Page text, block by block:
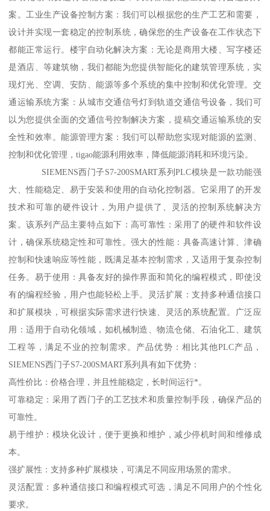
案。工业生产设备控制方案：我们可以根据您的生产工艺和需要，
设计并实现一套稳定的控制系统，确保您的生产设备在工作状态下
都能正常运行。楼宇自动化解决方案：无论是商用大楼、写字楼还
是酒店、等建筑物，我们都能为您提供智能化的建筑管理系统，实
现灯光、空调、安防、能源等多个系统的集中控制和优化管理。交
通运输系统方案：从城市交通信号灯到轨道交通信号设备，我们可
以为您提供全面的交通信号控制解决方案，提稿交通运输系统的安
全性和效率。能源管理方案：我们可以帮助您实现对能源的监测、
控制和优化管理，tigao能源利用效率，降低能源消耗和环境污染。
SIEMENS西门子S7-200SMART系列PLC模块是一款功能强
大、性能稳定、易于安装和使用的自动化控制器。它采用了的开发
技术和可靠的硬件设计，为用户提供了、灵活的控制系统解决方
案。该系列产品主要特点如下：高可靠性：采用了的硬件和软件设
计，确保系统稳定性和可靠性。强大的性能：具备高速计算、津确
控制和快速响应等性能，既满足基本控制需求，又适用于复杂控制
任务。易于使用：具备友好的操作界面和简化的编程模式，即使没
有的编程经验，用户也能轻松上手。灵活扩展：支持多种通信接口
和扩展模块，可根据实际需求进行快速、灵活的系统配置。广泛应
用：适用于自动化领域，如机械制造、物流仓储、石油化工、建筑
工程等，满足不业的控制需求。产品优势：相比其他PLC产品，
SIEMENS西门子S7-200SMART系列具有如下优势：
高性价比：价格合理，并且性能稳定，长时间运行*。
可靠稳定：采用了西门子的工艺技术和质量控制手段，确保产品的
可靠性。
易于维护：模块化设计，便于更换和维护，减少停机时间和维修成
本。
强扩展性：支持多种扩展模块，可满足不同应用场景的需求。
灵活配置：多种通信接口和编程模式可选，满足不同用户的个性化
要求。